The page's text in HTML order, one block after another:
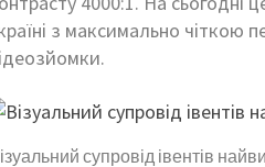
з максимально чіткою
супровід івентів